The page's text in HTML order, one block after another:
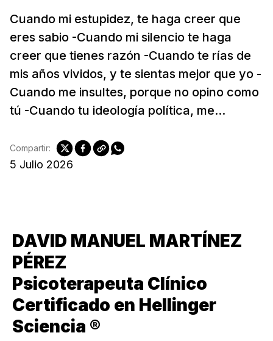
Cuando mi estupidez, te haga creer que
eres sabio -Cuando mi silencio te haga
creer que tienes razón -Cuando te rías de
mis años vividos, y te sientas mejor que yo -
Cuando me insultes, porque no opino como
tú -Cuando tu ideología política, me...
5 Julio 2026
Compartir:
DAVID MANUEL MARTÍNEZ
PÉREZ
Psicoterapeuta Clínico
Certificado en Hellinger
Sciencia ®